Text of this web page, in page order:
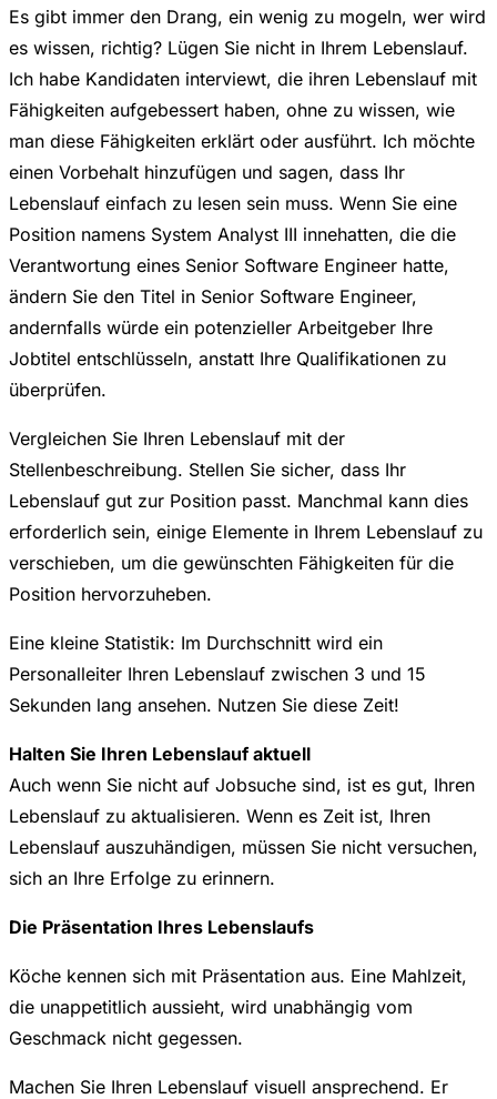
Es gibt immer den Drang, ein wenig zu mogeln, wer wird
es wissen, richtig? Lügen Sie nicht in Ihrem Lebenslauf.
Ich habe Kandidaten interviewt, die ihren Lebenslauf mit
Fähigkeiten aufgebessert haben, ohne zu wissen, wie
man diese Fähigkeiten erklärt oder ausführt. Ich möchte
einen Vorbehalt hinzufügen und sagen, dass Ihr
Lebenslauf einfach zu lesen sein muss. Wenn Sie eine
Position namens System Analyst III innehatten, die die
Verantwortung eines Senior Software Engineer hatte,
ändern Sie den Titel in Senior Software Engineer,
andernfalls würde ein potenzieller Arbeitgeber Ihre
Jobtitel entschlüsseln, anstatt Ihre Qualifikationen zu
überprüfen.
Vergleichen Sie Ihren Lebenslauf mit der
Stellenbeschreibung. Stellen Sie sicher, dass Ihr
Lebenslauf gut zur Position passt. Manchmal kann dies
erforderlich sein, einige Elemente in Ihrem Lebenslauf zu
verschieben, um die gewünschten Fähigkeiten für die
Position hervorzuheben.
Eine kleine Statistik: Im Durchschnitt wird ein
Personalleiter Ihren Lebenslauf zwischen 3 und 15
Sekunden lang ansehen. Nutzen Sie diese Zeit!
Halten Sie Ihren Lebenslauf aktuell
Auch wenn Sie nicht auf Jobsuche sind, ist es gut, Ihren
Lebenslauf zu aktualisieren. Wenn es Zeit ist, Ihren
Lebenslauf auszuhändigen, müssen Sie nicht versuchen,
sich an Ihre Erfolge zu erinnern.
Die Präsentation Ihres Lebenslaufs
Köche kennen sich mit Präsentation aus. Eine Mahlzeit,
die unappetitlich aussieht, wird unabhängig vom
Geschmack nicht gegessen.
Machen Sie Ihren Lebenslauf visuell ansprechend. Er